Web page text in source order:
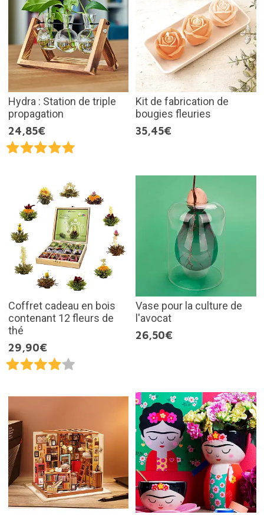
Hydra : Station de triple
propagation
24,85€
Kit de fabrication de
bougies fleuries
35,45€
Coffret cadeau en bois
contenant 12 fleurs de
thé
29,90€
Vase pour la culture de
l'avocat
26,50€